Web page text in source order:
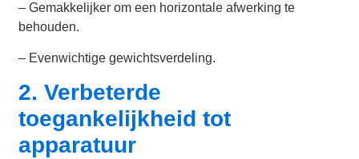
– Gemakkelijker om een horizontale afwerking te
behouden.
– Evenwichtige gewichtsverdeling.
2. Verbeterde
toegankelijkheid tot
apparatuur